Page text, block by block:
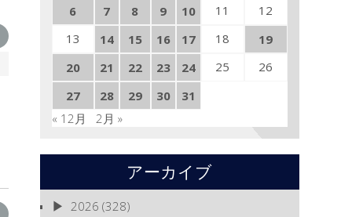
6
7 8 9 10 11
12
13
14 15 16 17 18
19
20
21 22 23 24 25
26
27
28 29 30
31
« 12月
2月 »
アーカイブ
2026 (328)